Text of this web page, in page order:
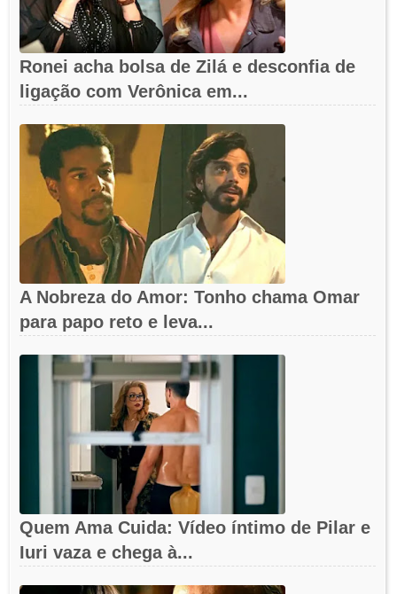
Ronei acha bolsa de Zilá e desconfia de
ligação com Verônica em...
A Nobreza do Amor: Tonho chama Omar
para papo reto e leva...
Quem Ama Cuida: Vídeo íntimo de Pilar e
Iuri vaza e chega à...